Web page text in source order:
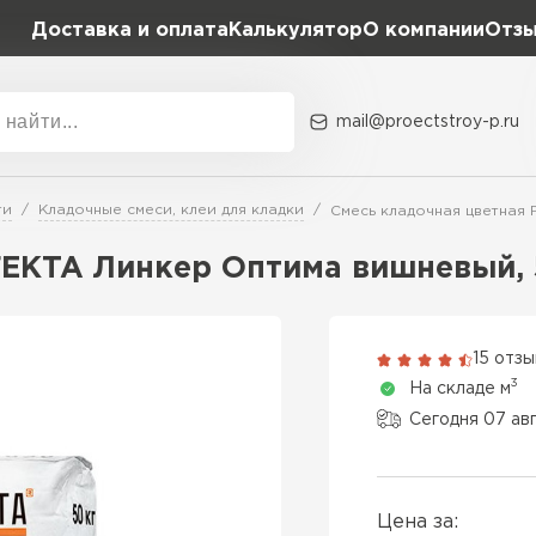
Доставка и оплата КалькуляторО компании
Плотность
D400
Размер,
mail@proectstroy-p.ru
Кладочные смеси, клеи для кладки Смесь кладочная цветная
Линкер Оптима вишневый,
15
На складе м3
Сегодня 07
Цена за: